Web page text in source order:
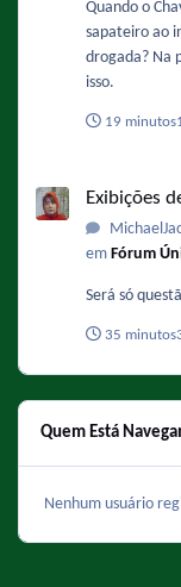
Quando o
sapateiro ao
drogada? Na
isso.
19 minutos
Exibições
em Fórum
Será só
35 minutos
Quem Está
Nenhum usuário